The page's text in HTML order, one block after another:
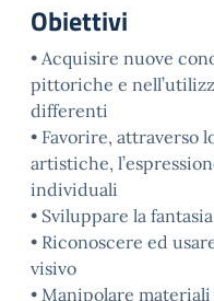
Obiettivi
• Acquisire nuove
pittoriche e
differenti
• Favorire, attraverso
artistiche,
individuali
• Sviluppare la
• Riconoscere ed
visivo
• Manipolare